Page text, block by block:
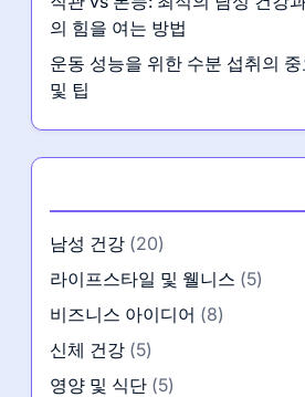
의 힘을 여는 방법
운동 성능을 위한 수분 섭취의
및 팁
남성 건강 (20)
라이프스타일 및 웰니스 (5)
비즈니스 아이디어 (8)
신체 건강 (5)
영양 및 식단 (5)